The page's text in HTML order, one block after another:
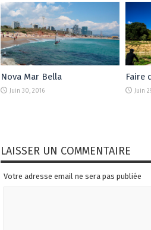
Nova Mar Bella
Juin 30, 2016
Faire
Juin
LAISSER UN COMMENTAIRE
Votre adresse email ne sera pas publiée